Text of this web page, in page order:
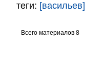
теги: [васильев]
Всего материалов 8